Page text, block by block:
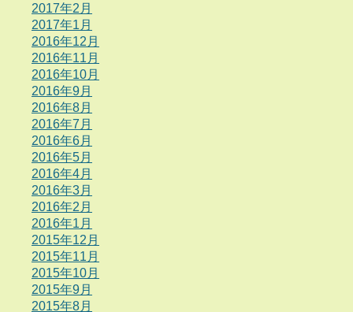
2017年2月
2017年1月
2016年12月
2016年11月
2016年10月
2016年9月
2016年8月
2016年7月
2016年6月
2016年5月
2016年4月
2016年3月
2016年2月
2016年1月
2015年12月
2015年11月
2015年10月
2015年9月
2015年8月